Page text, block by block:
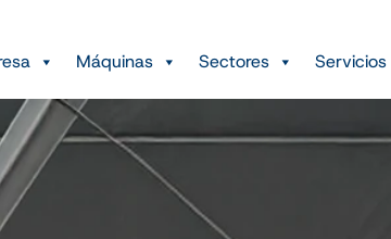
Máquinas Sectores Servicios